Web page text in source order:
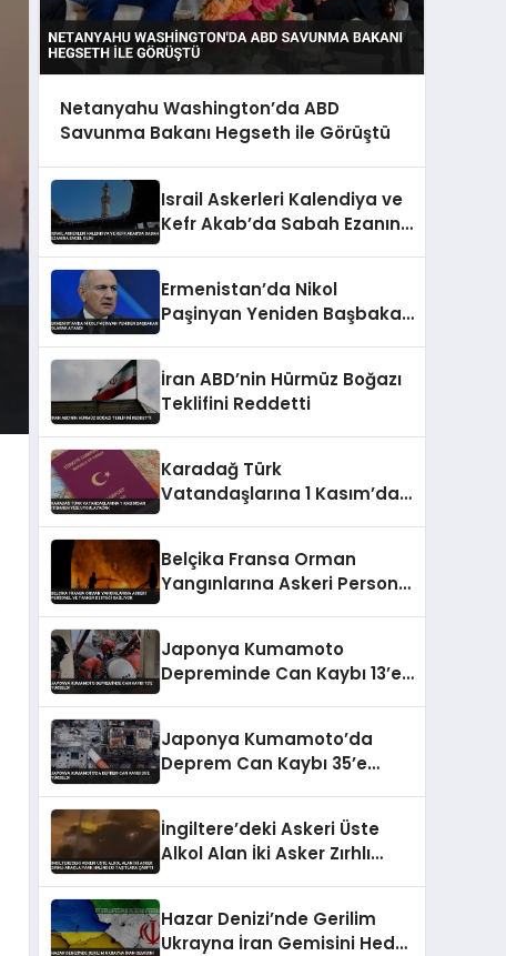
Netanyahu Washington’da ABD
Savunma Bakanı Hegseth ile Görüştü
Israil Askerleri Kalendiya ve
Kefr Akab’da Sabah Ezanına
Ermenistan’da Nikol
Paşinyan Yeniden Başbakan
İran ABD’nin Hürmüz Boğazı
Teklifini Reddetti
Karadağ Türk
Vatandaşlarına 1 Kasım’dan
Belçika Fransa Orman
Yangınlarına Askeri Personel
Japonya Kumamoto
Depreminde Can Kaybı 13’e
Japonya Kumamoto’da
Deprem Can Kaybı 35’e
İngiltere’deki Askeri Üste
Alkol Alan İki Asker Zırhlı
Hazar Denizi’nde Gerilim
Ukrayna İran Gemisini Hedef